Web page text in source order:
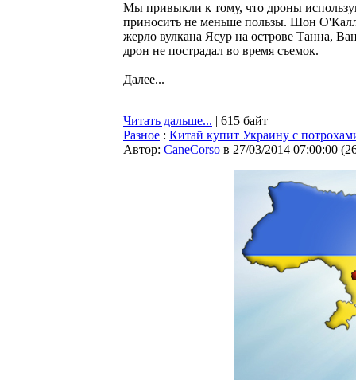
Мы привыкли к тому, что дроны
приносить не меньше пользы. Шон
жерло вулкана Ясур на острове Танна,
дрон не пострадал во время съемок.
Далее...
Читать дальше... | 615 байт
Разное : Китай купит Украину с
Автор: CaneCorso в 27/03/2014 07:00:00 (